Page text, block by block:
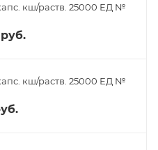
кш/раств. 25000 ЕД №
кш/раств. 25000 ЕД №